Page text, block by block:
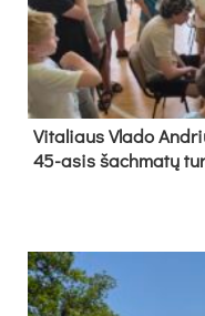
Vi­ta­liaus Vla­do
45-asis šach­ma­tų